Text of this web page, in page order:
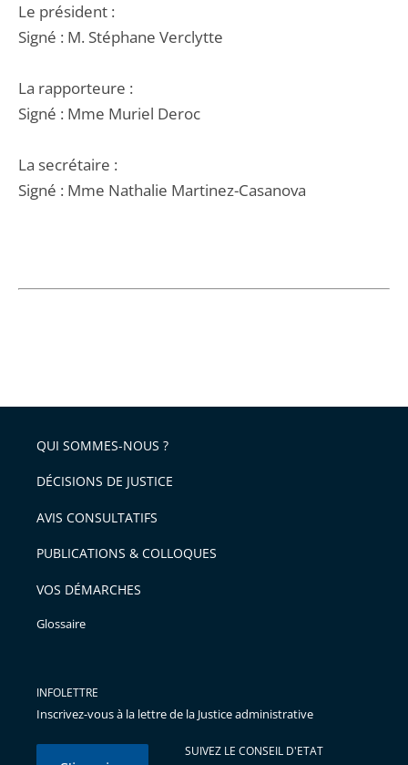
Le président :
Signé : M. Stéphane Verclytte
La rapporteure :
Signé : Mme Muriel Deroc
La secrétaire :
Signé : Mme Nathalie Martinez-Casanova
QUI SOMMES-NOUS ?
DÉCISIONS DE JUSTICE
AVIS CONSULTATIFS
PUBLICATIONS & COLLOQUES
VOS DÉMARCHES
Glossaire
INFOLETTRE
Inscrivez-vous à la lettre de la Justice administrative
SUIVEZ LE CONSEIL D'ETAT